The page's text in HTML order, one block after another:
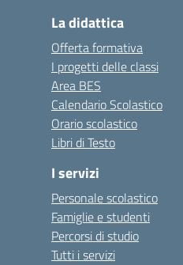
La didattica
Offerta formativa
I progetti delle classi
Area BES
Calendario Scolastico
Orario scolastico
Libri di Testo
I servizi
Personale scolastico
Famiglie e studenti
Percorsi di studio
Tutti i servizi